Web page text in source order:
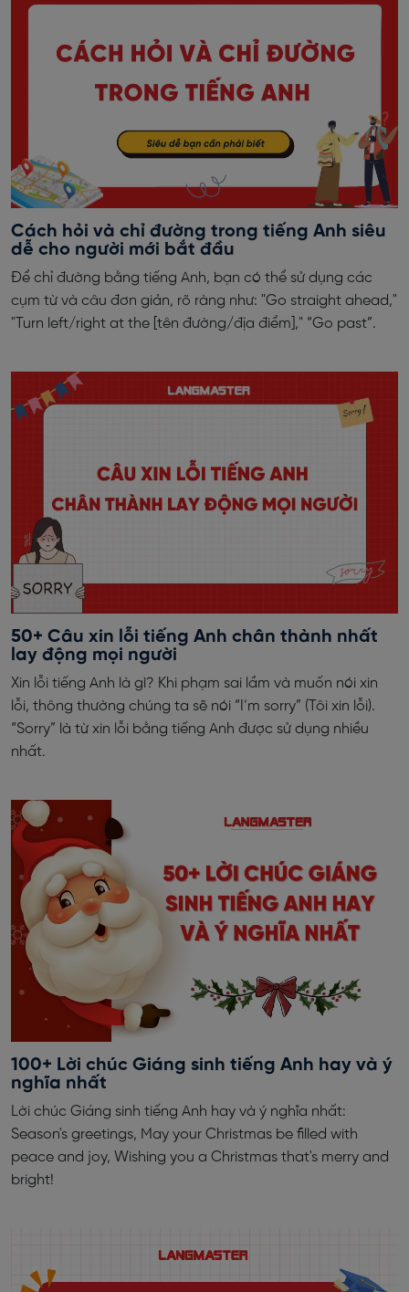
Cách hỏi và chỉ đường trong tiếng Anh siêu
dễ cho người mới bắt đầu
Để chỉ đường bằng tiếng Anh, bạn có thể sử dụng các
cụm từ và câu đơn giản, rõ ràng như: "Go straight ahead,"
"Turn left/right at the [tên đường/địa điểm]," “Go past”.
50+ Câu xin lỗi tiếng Anh chân thành nhất
lay động mọi người
Xin lỗi tiếng Anh là gì? Khi phạm sai lầm và muốn nói xin
lỗi, thông thường chúng ta sẽ nói “I’m sorry” (Tôi xin lỗi).
“Sorry” là từ xin lỗi bằng tiếng Anh được sử dụng nhiều
nhất.
100+ Lời chúc Giáng sinh tiếng Anh hay và ý
nghĩa nhất
Lời chúc Giáng sinh tiếng Anh hay và ý nghĩa nhất:
Season's greetings, May your Christmas be filled with
peace and joy, Wishing you a Christmas that's merry and
bright!